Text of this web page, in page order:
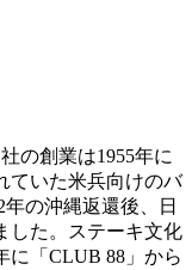
の創業は1955年に
ていた米兵向けのバ
の沖縄返還後、日
した。ステーキ文化
に「CLUB 88」から